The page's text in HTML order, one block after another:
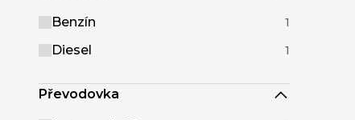
Benzín 1
Diesel 1
Převodovka